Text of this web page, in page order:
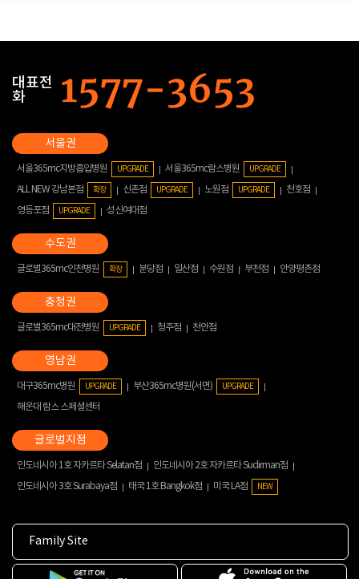
대표전
화
서울365mc지방흡입병원 UPGRADE 서울365mc람스병원 UPGRADE
ALL NEW 강남본점 확장 신촌점 UPGRADE 노원점 UPGRADE
천호점
영등포점
UPGRADE 성신여대점
글로벌365mc인천병원 확장 분당점 일산점 수원점 부천점 안양평촌점
글로벌365mc대전병원 UPGRADE 청주점 천안점
대구365mc병원 UPGRADE 부산365mc병원(서면) UPGRADE
해운대 람스 스페셜센터
인도네시아 1호 자카르타 Selatan점
인도네시아 2호 자카르타 Sudirman점
인도네시아 3호 Surabaya점
태국 1호 Bangkok점 미국 LA점 NEW
Family Site